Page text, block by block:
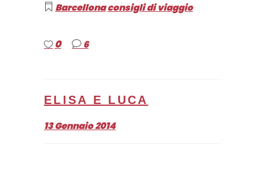
Barcellonaconsigli di viaggio
0 6
ELISA E LUCA
13 Gennaio 2014